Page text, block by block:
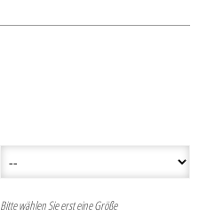
Bitte wählen Sie erst eine Größe